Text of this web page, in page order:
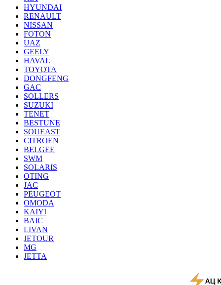
HYUNDAI
RENAULT
NISSAN
FOTON
UAZ
GEELY
HAVAL
TOYOTA
DONGFENG
GAC
SOLLERS
SUZUKI
TENET
BESTUNE
SOUEAST
CITROEN
BELGEE
SWM
SOLARIS
OTING
JAC
PEUGEOT
OMODA
KAIYI
BAIC
LIVAN
JETOUR
MG
JETTA